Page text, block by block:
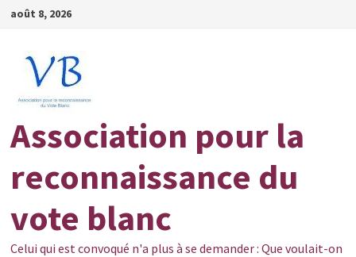
Passer
contenu
août 8, 2026
Association pour la
reconnaissance du
vote blanc
Celui qui est convoqué n'a plus à se demander : Que voulait-on